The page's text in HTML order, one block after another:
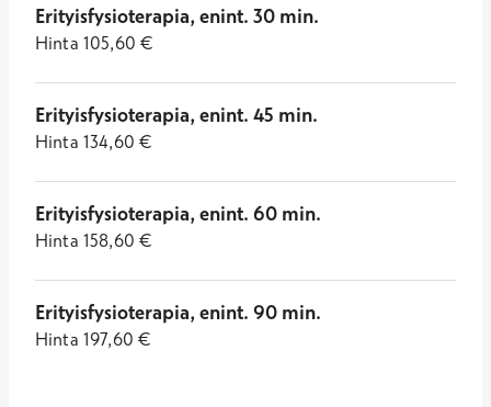
Erityisfysioterapia, enint. 30 min.
Hinta 105,60 €
Erityisfysioterapia, enint. 45 min.
Hinta 134,60 €
Erityisfysioterapia, enint. 60 min.
Hinta 158,60 €
Erityisfysioterapia, enint. 90 min.
Hinta 197,60 €